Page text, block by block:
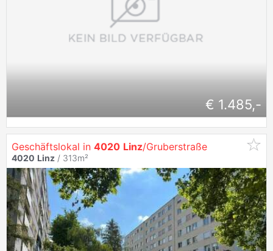
€ 1.485,-
Geschäftslokal in 4020 Linz/Gruberstraße
4020 Linz / 313m²